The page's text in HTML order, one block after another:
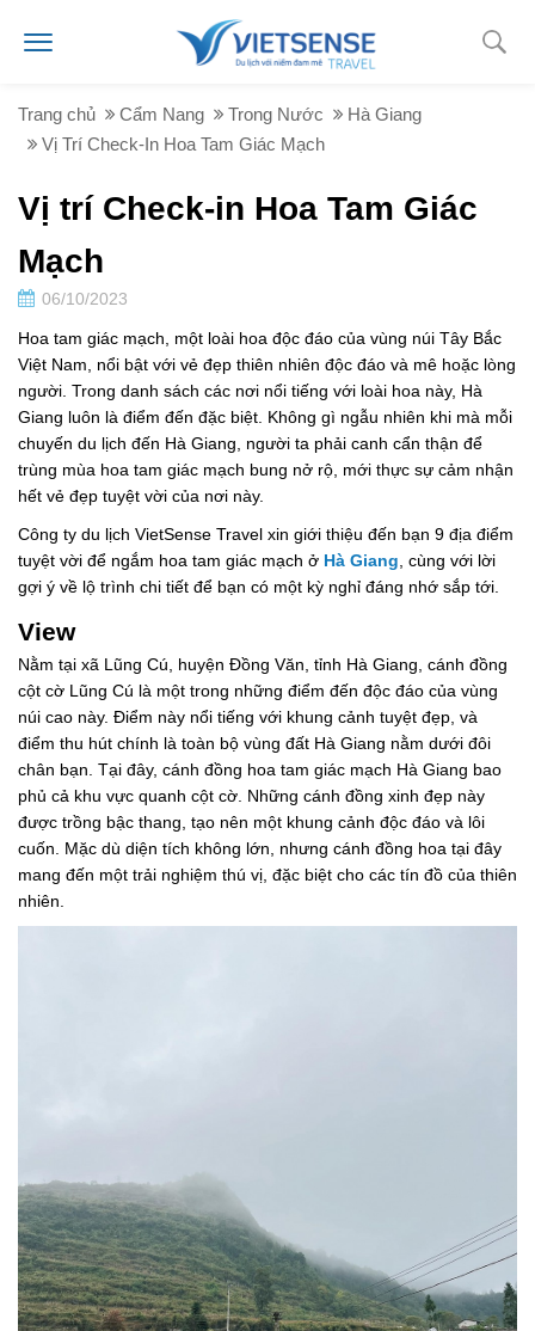
Trang chủ Cẩm Nang Trong Nước
Hà Giang
Vị Trí Check-In Hoa Tam Giác Mạch
Vị trí Check-in Hoa Tam Giác
Mạch
06/10/2023
Hoa tam giác mạch, một loài hoa độc đáo của vùng núi Tây Bắc
Việt Nam, nổi bật với vẻ đẹp thiên nhiên độc đáo và mê hoặc lòng
người. Trong danh sách các nơi nổi tiếng với loài hoa này, Hà
Giang luôn là điểm đến đặc biệt. Không gì ngẫu nhiên khi mà mỗi
chuyến du lịch đến Hà Giang, người ta phải canh cẩn thận để
trùng mùa hoa tam giác mạch bung nở rộ, mới thực sự cảm nhận
hết vẻ đẹp tuyệt vời của nơi này.
Công ty du lịch VietSense Travel xin giới thiệu đến bạn 9 địa điểm
tuyệt vời để ngắm hoa tam giác mạch ở Hà Giang , cùng với lời
gợi ý về lộ trình chi tiết để bạn có một kỳ nghỉ đáng nhớ sắp tới.
View
Nằm tại xã Lũng Cú, huyện Đồng Văn, tỉnh Hà Giang, cánh đồng
cột cờ Lũng Cú là một trong những điểm đến độc đáo của vùng
núi cao này. Điểm này nổi tiếng với khung cảnh tuyệt đẹp, và
điểm thu hút chính là toàn bộ vùng đất Hà Giang nằm dưới đôi
chân bạn. Tại đây, cánh đồng hoa tam giác mạch Hà Giang bao
phủ cả khu vực quanh cột cờ. Những cánh đồng xinh đẹp này
được trồng bậc thang, tạo nên một khung cảnh độc đáo và lôi
cuốn. Mặc dù diện tích không lớn, nhưng cánh đồng hoa tại đây
mang đến một trải nghiệm thú vị, đặc biệt cho các tín đồ của thiên
nhiên.